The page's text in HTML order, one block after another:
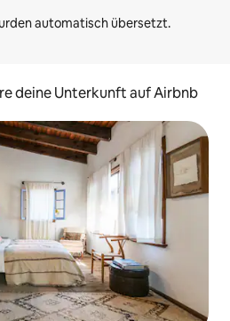
deine Unterkunft auf Airbnb